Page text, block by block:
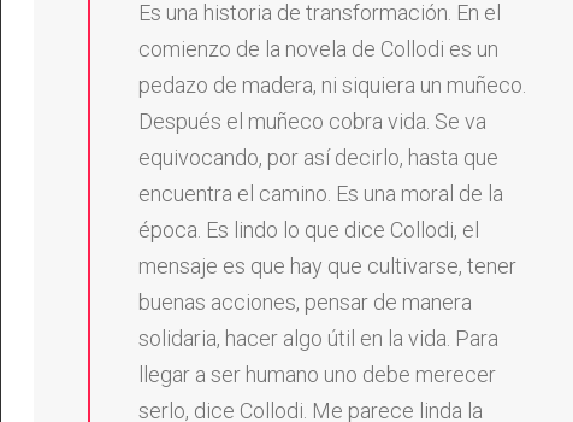
Es una historia de transformación. En el
comienzo de la novela de Collodi es un
pedazo de madera, ni siquiera un muñeco.
Después el muñeco cobra vida. Se va
equivocando, por así decirlo, hasta que
encuentra el camino. Es una moral de la
época. Es lindo lo que dice Collodi, el
mensaje es que hay que cultivarse, tener
buenas acciones, pensar de manera
solidaria, hacer algo útil en la vida. Para
llegar a ser humano uno debe merecer
serlo, dice Collodi. Me parece linda la